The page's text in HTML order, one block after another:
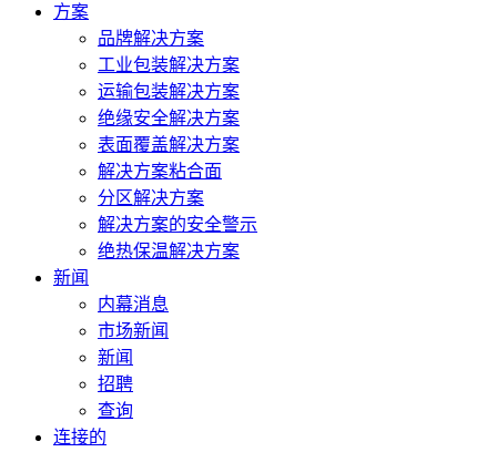
方案
品牌解决方案
工业包装解决方案
运输包装解决方案
绝缘安全解决方案
表面覆盖解决方案
解决方案粘合面
分区解决方案
解决方案的安全警示
绝热保温解决方案
新闻
内幕消息
市场新闻
新闻
招聘
查询
连接的